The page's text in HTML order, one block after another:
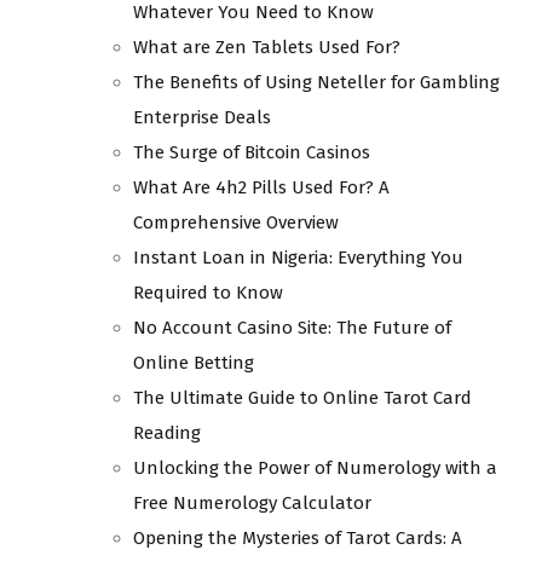
Whatever You Need to Know
What are Zen Tablets Used For?
The Benefits of Using Neteller for Gambling
Enterprise Deals
The Surge of Bitcoin Casinos
What Are 4h2 Pills Used For? A
Comprehensive Overview
Instant Loan in Nigeria: Everything You
Required to Know
No Account Casino Site: The Future of
Online Betting
The Ultimate Guide to Online Tarot Card
Reading
Unlocking the Power of Numerology with a
Free Numerology Calculator
Opening the Mysteries of Tarot Cards: A